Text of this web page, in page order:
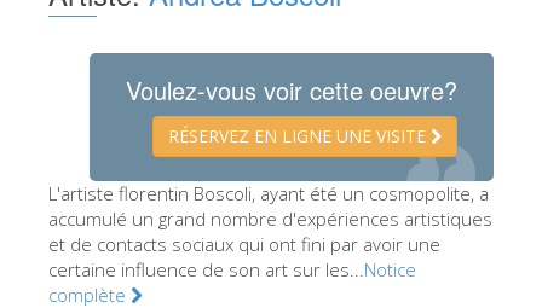
Les nouvelles salles
Le Musée national du Bargello
Galerie de l'Académie
Voulez-vous voir cette oeuvre?
RÉSERVEZ EN LIGNE UNE VISITE
L'artiste florentin Boscoli, ayant été un cosmopolite, a
accumulé un grand nombre d'expériences artistiques
et de contacts sociaux qui ont fini par avoir une
certaine influence de son art sur les...Notice
complète